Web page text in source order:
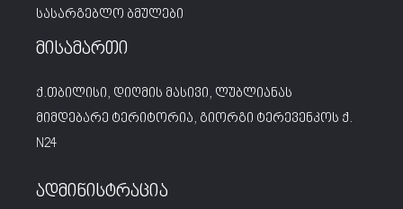
სასარგებლო ბმულები
მისამართი
ქ.თბილისი, დიღმის მასივი, ლუბლიანას
მიმდებარე ტერიტორია, გიორგი ტერევენკოს ქ.
N24
ადმინისტრაცია